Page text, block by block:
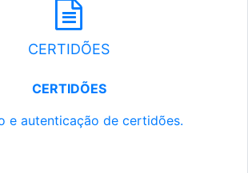
CERTIDÕES
CERTIDÕES
e autenticação de certidões.